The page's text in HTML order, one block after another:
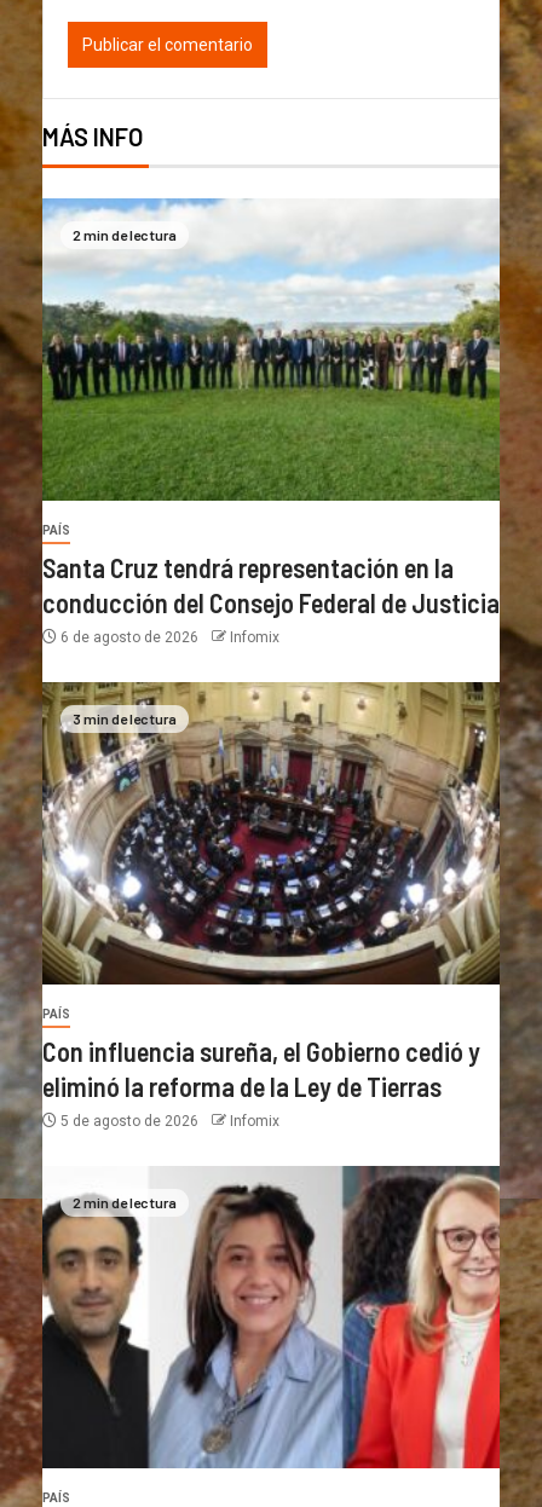
MÁS INFO
2 min de lectura
PAÍS
Santa Cruz tendrá representación en la
conducción del Consejo Federal de Justicia
6 de agosto de 2026 Infomix
3 min de lectura
PAÍS
Con influencia sureña, el Gobierno cedió y
eliminó la reforma de la Ley de Tierras
5 de agosto de 2026 Infomix
2 min de lectura
PAÍS